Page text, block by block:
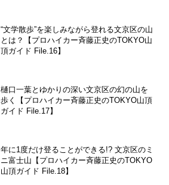
“文学散歩”を楽しみながら登れる文京区の山
とは？【プロハイカー斉藤正史のTOKYO山
頂ガイド File.16】
樋口一葉とゆかりの深い文京区の幻の山を
歩く【プロハイカー斉藤正史のTOKYO山頂
ガイド File.17】
年に1度だけ登ることができる!? 文京区のミ
ニ富士山【プロハイカー斉藤正史のTOKYO
山頂ガイド File.18】